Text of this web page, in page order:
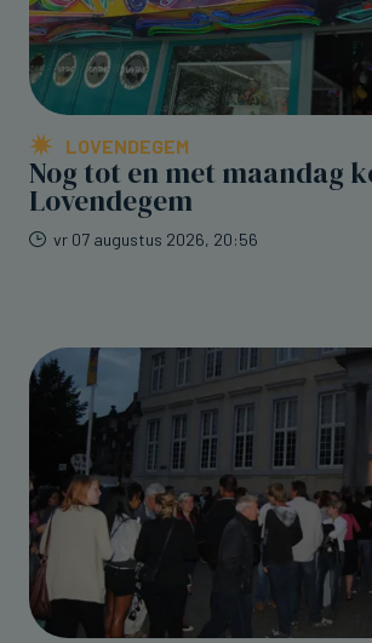
LOVENDEGEM
Nog tot en met maandag
Lovendegem
vr 07 augustus 2026, 20:56